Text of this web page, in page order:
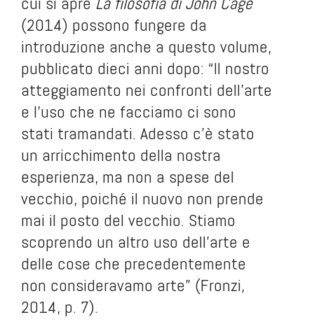
(2014) possono fungere da
introduzione anche a questo volume,
pubblicato dieci anni dopo: “Il nostro
atteggiamento nei confronti dell’arte
e l’uso che ne facciamo ci sono
stati tramandati. Adesso c’è stato
un arricchimento della nostra
esperienza, ma non a spese del
vecchio, poiché il nuovo non prende
mai il posto del vecchio. Stiamo
scoprendo un altro uso dell’arte e
delle cose che precedentemente
non consideravamo arte” (Fronzi,
2014, p. 7).